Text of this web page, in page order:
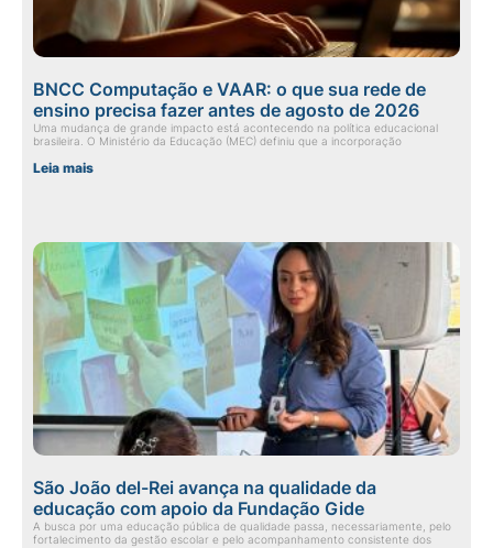
BNCC Computação e VAAR: o que sua rede de
ensino precisa fazer antes de agosto de 2026
Uma mudança de grande impacto está acontecendo na política educacional
brasileira. O Ministério da Educação (MEC) definiu que a incorporação
Leia mais
São João del-Rei avança na qualidade da
educação com apoio da Fundação Gide
A busca por uma educação pública de qualidade passa, necessariamente, pelo
fortalecimento da gestão escolar e pelo acompanhamento consistente dos